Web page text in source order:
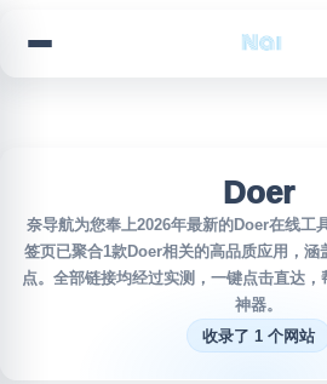
Doer
奈导航为您奉上2026年最新的Doer在线工
签页已聚合1款Doer相关的高品质应用，涵
点。全部链接均经过实测，一键点击直达，
神器。
收录了 1 个网站